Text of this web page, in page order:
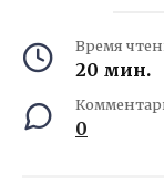
Время
20 мин.
0